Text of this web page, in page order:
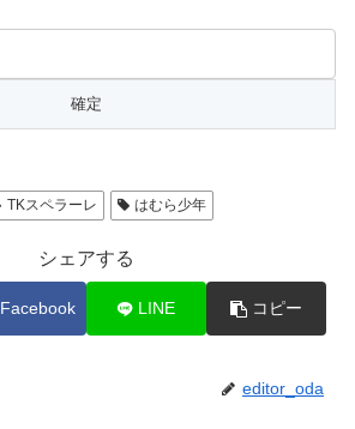
TKスペラーレ はむら少年
シェアする
Facebook LINE コピー
editor_oda